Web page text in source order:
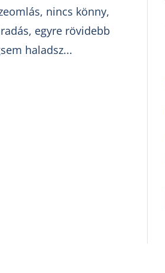
nincs könny,
egyre rövidebb
haladsz...